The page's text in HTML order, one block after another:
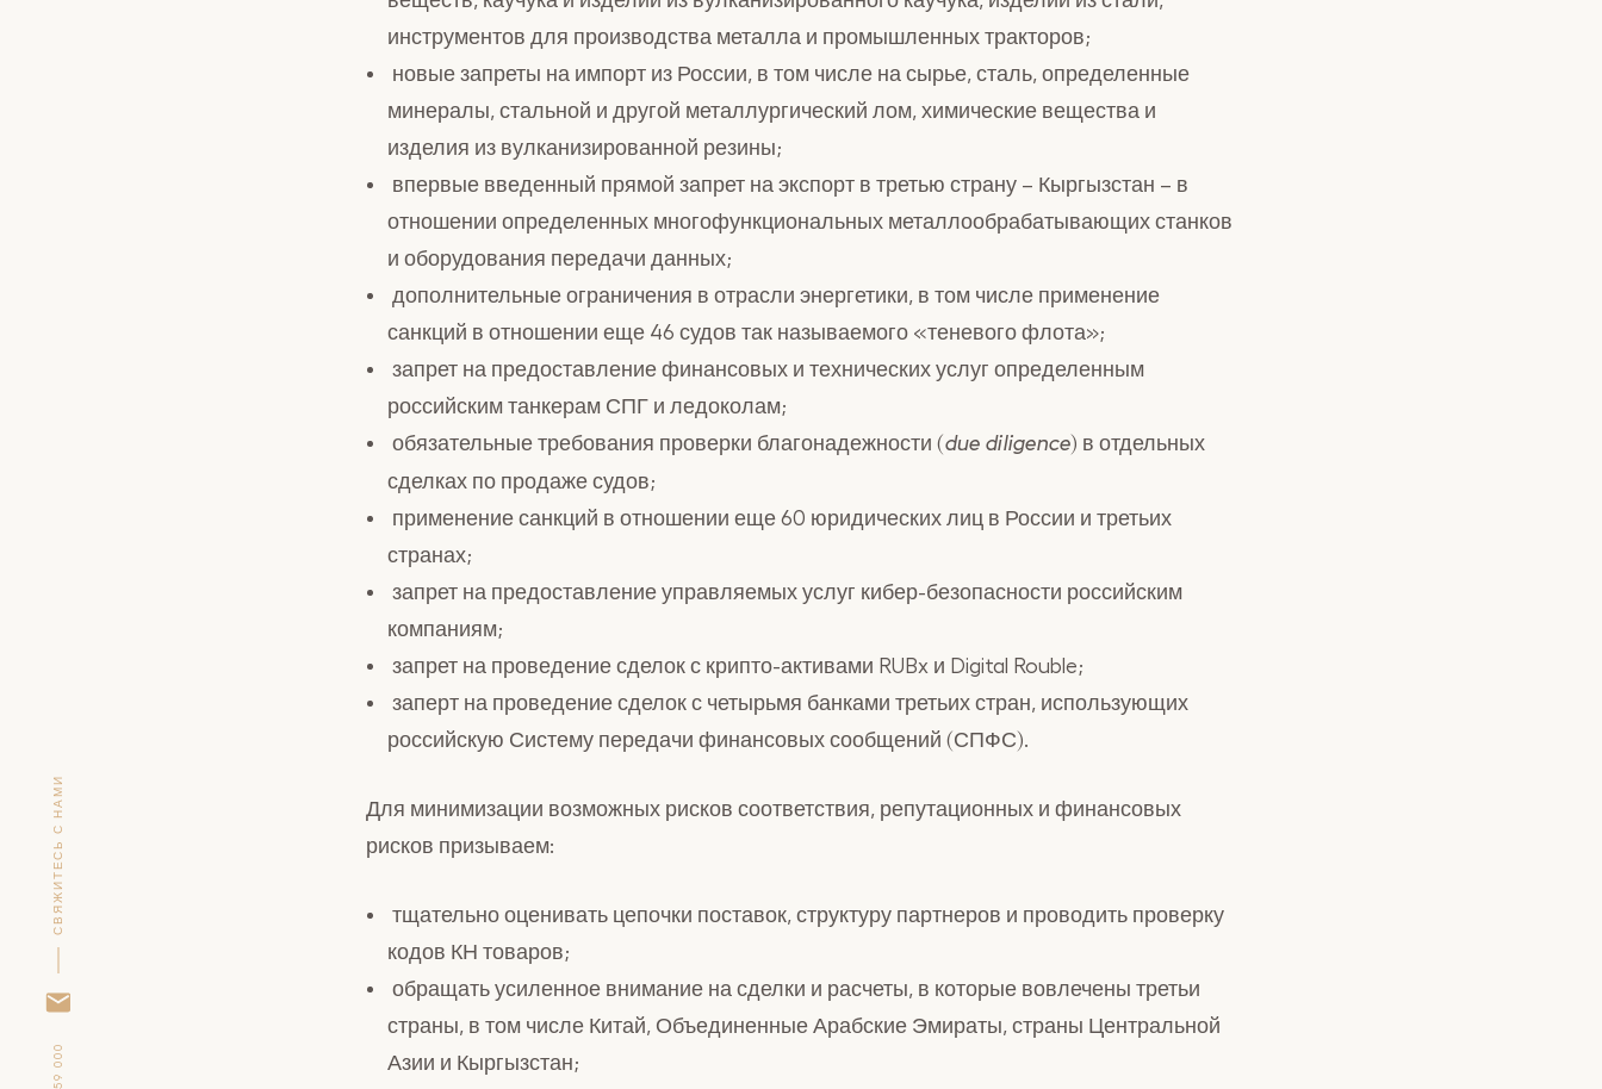
СВЯЖИТЕСЬ С НАМИ
инструментов для производства металла и промышленных тракторов;
новые запреты на импорт из России, в том числе на сырье, сталь, определенные
минералы, стальной и другой металлургический лом, химические вещества и
изделия из вулканизированной резины;
впервые введенный прямой запрет на экспорт в третью страну – Кыргызстан – в
отношении определенных многофункциональных металлообрабатывающих станков
и оборудования передачи данных;
дополнительные ограничения в отрасли энергетики, в том числе применение
санкций в отношении еще 46 судов так называемого «теневого флота»;
запрет на предоставление финансовых и технических услуг определенным
российским танкерам СПГ и ледоколам;
обязательные требования проверки благонадежности (due diligence) в отдельных
сделках по продаже судов;
применение санкций в отношении еще 60 юридических лиц в России и третьих
странах;
запрет на предоставление управляемых услуг кибер-безопасности российским
компаниям;
запрет на проведение сделок с крипто-активами RUBx и Digital Rouble;
заперт на проведение сделок с четырьмя банками третьих стран, использующих
российскую Систему передачи финансовых сообщений (СПФС).
Для минимизации возможных рисков соответствия, репутационных и финансовых
рисков призываем:
тщательно оценивать цепочки поставок, структуру партнеров и проводить проверку
кодов КН товаров;
обращать усиленное внимание на сделки и расчеты, в которые вовлечены третьи
страны, в том числе Китай, Объединенные Арабские Эмираты, страны Центральной
Азии и Кыргызстан;